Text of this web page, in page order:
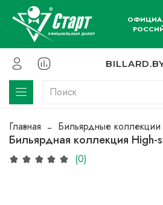
Главная Бильярдные коллекции
Бильярдная коллекция High-
(0)